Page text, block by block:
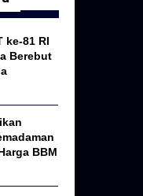
A
R
H
ke-81 RI
Berebut
BBM